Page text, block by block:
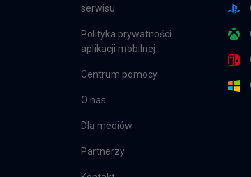
serwisu
Polityka prywatności
aplikacji mobilnej
Centrum pomocy
O nas
Dla mediów
Partnerzy